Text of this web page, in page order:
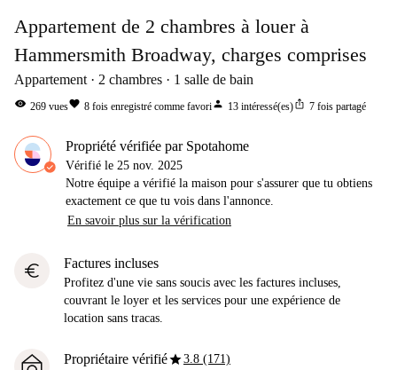
Appartement de 2 chambres à louer à
Hammersmith Broadway, charges comprises
Appartement 2 chambres 1 salle de bain
visibility 269 vuesfavorite 8 fois enregistré comme favoriperson 13 intéressé(es)ios_share 7 fois partagé
Propriété vérifiée par Spotahome
Vérifié le 25 nov. 2025
Notre équipe a vérifié la maison pour s'assurer que tu obtiens
exactement ce que tu vois dans l'annonce.
En savoir plus sur la vérification
euro Factures incluses
Profitez d'une vie sans soucis avec les factures incluses,
couvrant le loyer et les services pour une expérience de
location sans tracas.
Propriétaire vérifiéstar3.8 (171)